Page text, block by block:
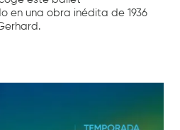
en una obra inédita de 1936